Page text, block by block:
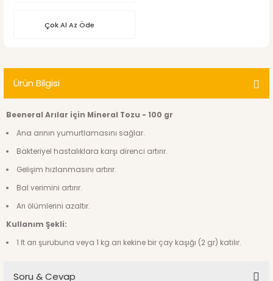
Çok Al Az Öde
Ürün Bilgisi
Beeneral Arılar için Mineral Tozu - 100 gr
Ana arının yumurtlamasını sağlar.
Bakteriyel hastalıklara karşı direnci artırır.
Gelişim hızlanmasını artırır.
Bal verimini artırır.
Arı ölümlerini azaltır.
Kullanım Şekli:
1 lt arı şurubuna veya 1 kg arı kekine bir çay kaşığı (2 gr) katılır.
Soru & Cevap